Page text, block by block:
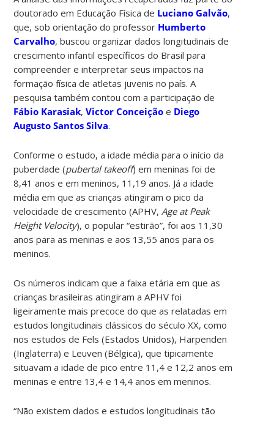
doutorado em Educação Física de Luciano Galvão,
que, sob orientação do professor Humberto
Carvalho,buscou organizar dados longitudinais de
crescimento infantil específicos do Brasil para
compreender e interpretar seus impactos na
formação física de atletas juvenis no país. A
pesquisa também contou com a participação de
Fábio Karasiak,Victor Conceição e Diego
Augusto Santos Silva.
Conforme o estudo, a idade média para o início da
puberdade (pubertal takeoff) em meninas foi de
8,41 anos e em meninos, 11,19 anos. Já a idade
média em que as crianças atingiram o pico da
velocidade de crescimento (APHV, Age at Peak
Height Velocity), o popular “estirão”, foi aos 11,30
anos para as meninas e aos 13,55 anos para os
meninos.
Os números indicam que a faixa etária em que as
crianças brasileiras atingiram a APHV foi
ligeiramente mais precoce do que as relatadas em
estudos longitudinais clássicos do século XX, como
nos estudos de Fels (Estados Unidos), Harpenden
(Inglaterra) e Leuven (Bélgica), que tipicamente
situavam a idade de pico entre 11,4 e 12,2 anos em
meninas e entre 13,4 e 14,4 anos em meninos.
“Não existem dados e estudos longitudinais tão